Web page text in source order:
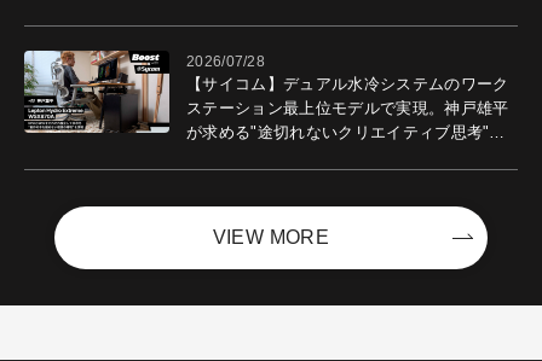
2026/07/28
【サイコム】デュアル水冷システムのワーク
ステーション最上位モデルで実現。神戸雄平
が求める"途切れないクリエイティブ思考"｜
VIEW MORE